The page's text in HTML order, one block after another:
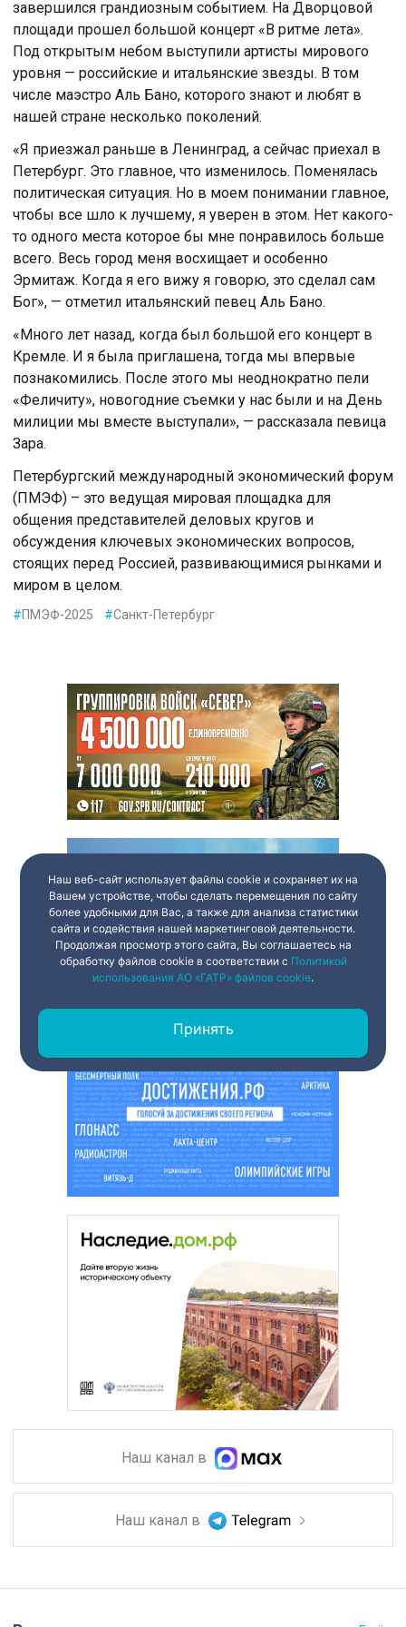
завершился грандиозным событием. На Дворцовой
площади прошел большой концерт «В ритме лета».
Под открытым небом выступили артисты мирового
уровня — российские и итальянские звезды. В том
числе маэстро Аль Бано, которого знают и любят в
нашей стране несколько поколений.
«Я приезжал раньше в Ленинград, а сейчас приехал в
Петербург. Это главное, что изменилось. Поменялась
политическая ситуация. Но в моем понимании главное,
чтобы все шло к лучшему, я уверен в этом. Нет какого-
то одного места которое бы мне понравилось больше
всего. Весь город меня восхищает и особенно
Эрмитаж. Когда я его вижу я говорю, это сделал сам
Бог», — отметил итальянский певец Аль Бано.
«Много лет назад, когда был большой его концерт в
Кремле. И я была приглашена, тогда мы впервые
познакомились. После этого мы неоднократно пели
«Феличиту», новогодние съемки у нас были и на День
милиции мы вместе выступали», — рассказала певица
Зара.
Петербургский международный экономический форум
(ПМЭФ) – это ведущая мировая площадка для
общения представителей деловых кругов и
обсуждения ключевых экономических вопросов,
стоящих перед Россией, развивающимися рынками и
миром в целом.
#ПМЭФ-2025 #Санкт-Петербург
Наш канал в
Наш канал в
Наш веб-сайт использует файлы cookie и сохраняет их на
Вашем устройстве, чтобы сделать перемещения по сайту
более удобными для Вас, а также для анализа статистики
сайта и содействия нашей маркетинговой деятельности.
Продолжая просмотр этого сайта, Вы соглашаетесь на
обработку файлов cookie в соответствии с Политикой
использования АО «ГАТР» файлов cookie.
Принять